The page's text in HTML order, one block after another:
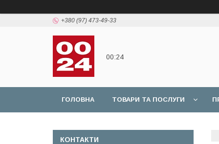
+380 (97) 473-49-33
00:24
ГОЛОВНА ТОВАРИ ТА ПОСЛУГИ
КОНТАКТИ